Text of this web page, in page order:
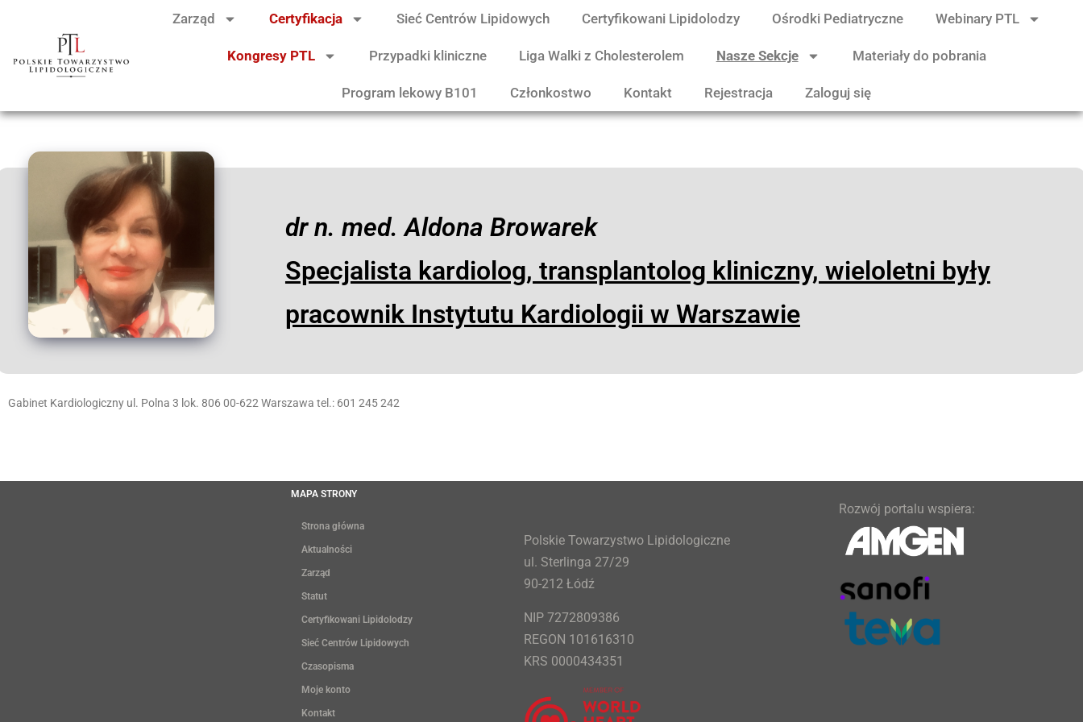
Zarząd Certyfikacja Sieć Centrów Lipidowych Certyfikowani Lipidolodzy Ośrodki Pediatryczne Webinary PTL
Kongresy PTL Przypadki kliniczne Liga Walki z Cholesterolem Nasze Sekcje Materiały do pobrania
Program lekowy B101 Członkostwo Kontakt Rejestracja Zaloguj się
dr n. med. Aldona Browarek
Specjalista kardiolog, transplantolog kliniczny, wieloletni były
pracownik Instytutu Kardiologii w Warszawie
Gabinet Kardiologiczny ul. Polna 3 lok. 806 00-622 Warszawa tel.: 601 245 242
MAPA STRONY
Strona główna
Aktualności
Zarząd
Statut
Certyfikowani Lipidolodzy
Sieć Centrów Lipidowych
Czasopisma
Moje konto
Kontakt
Polskie Towarzystwo Lipidologiczne
ul. Sterlinga 27/29
90-212 Łódź
NIP 7272809386
REGON 101616310
KRS 0000434351
Rozwój portalu wspiera: